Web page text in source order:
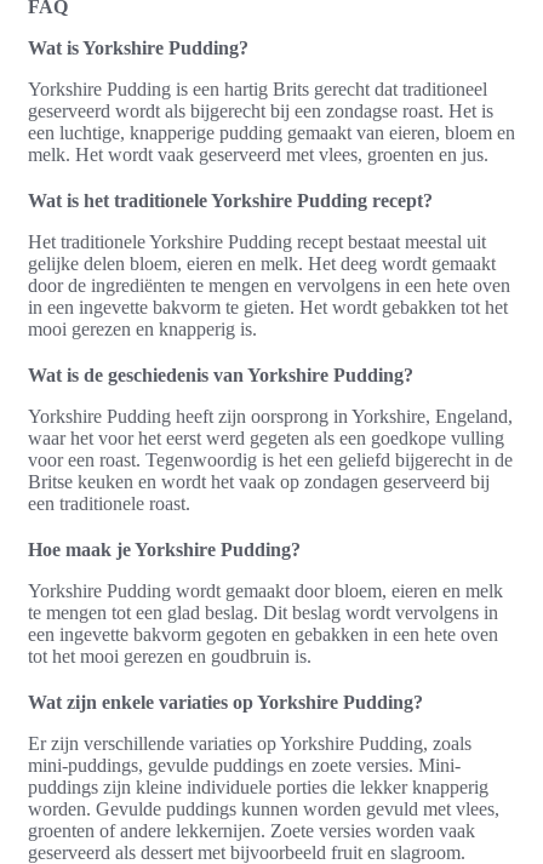
FAQ
Wat is Yorkshire Pudding?
Yorkshire Pudding is een hartig Brits gerecht dat traditioneel
geserveerd wordt als bijgerecht bij een zondagse roast. Het is
een luchtige, knapperige pudding gemaakt van eieren, bloem en
melk. Het wordt vaak geserveerd met vlees, groenten en jus.
Wat is het traditionele Yorkshire Pudding recept?
Het traditionele Yorkshire Pudding recept bestaat meestal uit
gelijke delen bloem, eieren en melk. Het deeg wordt gemaakt
door de ingrediënten te mengen en vervolgens in een hete oven
in een ingevette bakvorm te gieten. Het wordt gebakken tot het
mooi gerezen en knapperig is.
Wat is de geschiedenis van Yorkshire Pudding?
Yorkshire Pudding heeft zijn oorsprong in Yorkshire, Engeland,
waar het voor het eerst werd gegeten als een goedkope vulling
voor een roast. Tegenwoordig is het een geliefd bijgerecht in de
Britse keuken en wordt het vaak op zondagen geserveerd bij
een traditionele roast.
Hoe maak je Yorkshire Pudding?
Yorkshire Pudding wordt gemaakt door bloem, eieren en melk
te mengen tot een glad beslag. Dit beslag wordt vervolgens in
een ingevette bakvorm gegoten en gebakken in een hete oven
tot het mooi gerezen en goudbruin is.
Wat zijn enkele variaties op Yorkshire Pudding?
Er zijn verschillende variaties op Yorkshire Pudding, zoals
mini-puddings, gevulde puddings en zoete versies. Mini-
puddings zijn kleine individuele porties die lekker knapperig
worden. Gevulde puddings kunnen worden gevuld met vlees,
groenten of andere lekkernijen. Zoete versies worden vaak
geserveerd als dessert met bijvoorbeeld fruit en slagroom.